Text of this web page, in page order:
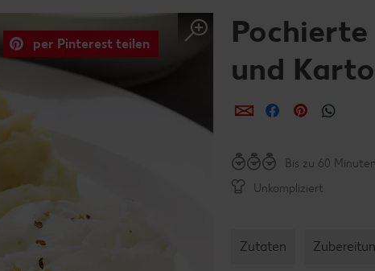
per Pinterest teilen
und
per E-Mail teilen
per Facebook
per
Bis zu 60 Minuten
Unkompliziert
Zutaten